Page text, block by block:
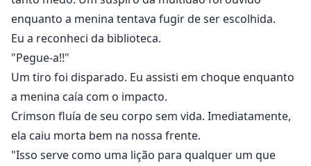
enquanto a menina tentava fugir de ser escolhida.
Eu a reconheci da biblioteca.
"Pegue-a!!"
Um tiro foi disparado. Eu assisti em choque enquanto
a menina caía com o impacto.
Crimson fluía de seu corpo sem vida. Imediatamente,
ela caiu morta bem na nossa frente.
"Isso serve como uma lição para qualquer um que